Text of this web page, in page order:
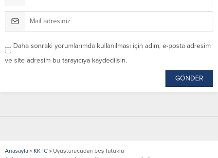
Daha sonraki yorumlarımda kullanılması için adım, e-posta adresim
ve site adresim bu tarayıcıya kaydedilsin.
Anasayfa » KKTC » Uyuşturucudan beş tutuklu